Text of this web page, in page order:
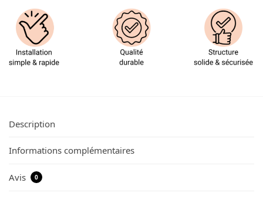
Description
Informations complémentaires
Avis 0